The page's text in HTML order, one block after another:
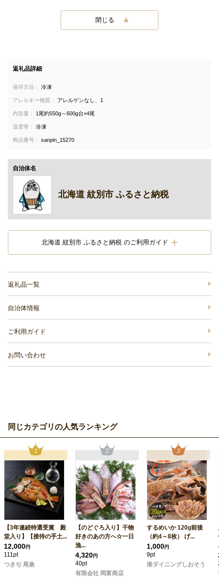
閉じる
返礼品詳細
保存方法： 冷凍
アレルギー物質： アレルゲンなし、1
内容量： 1尾約550g～600g台×4尾
温度帯： 冷凍
商品番号： sanpin_15270
自治体名
北海道 紋別市 ふるさと納税
北海道 紋別市 ふるさと納税 のご利用ガイド
返礼品一覧
自治体情報
ご利用ガイド
お問い合わせ
同じカテゴリの人気ランキング
【3年連続特選受賞 殿
堂入り】【接待の手土...
12,000円
111pt
つきぢ 尾粂
【のどぐろ入り】干物
好きのあの方へ☆一日
漁...
4,320円
40pt
有限会社 岡富商店
するめいか 120g前後
（約4～8枚） げ...
1,000円
9pt
港ダイニングしおそう